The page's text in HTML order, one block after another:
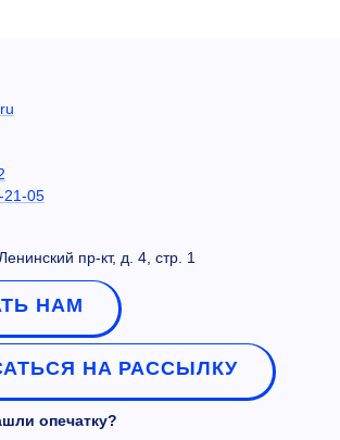
21-05
пр-кт, д. 4, стр. 1
НАМ
НА РАССЫЛКУ
опечатку?